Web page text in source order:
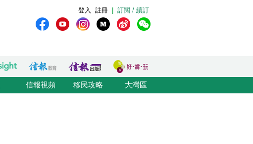
訂閱 / 續訂
註冊
登入
信報視頻 移民攻略 大灣區